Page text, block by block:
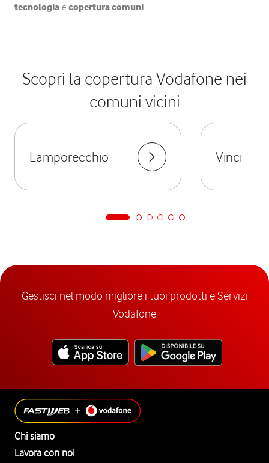
tecnologia e copertura comuni.
Scopri la copertura Vodafone nei
comuni vicini
Lamporecchio Vinci
Gestisci nel modo migliore i tuoi prodotti e Servizi
Vodafone
Chi siamo
Lavora con noi